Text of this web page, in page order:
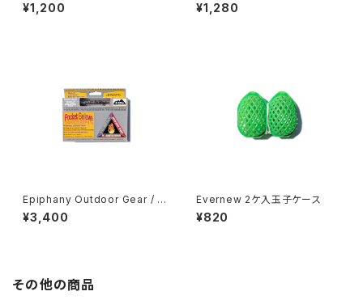
¥1,200 ¥1,280
Epiphany Outdoor Gear / P
ocket Bellows
¥3,400
Evernew 2ケ入玉子ケース
¥820
その他の商品